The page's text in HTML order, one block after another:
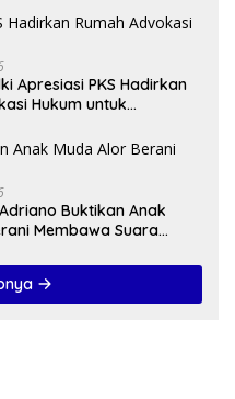
Apresiasi PKS Hadirkan
Hukum untuk
Buktikan Anak
Membawa Suara